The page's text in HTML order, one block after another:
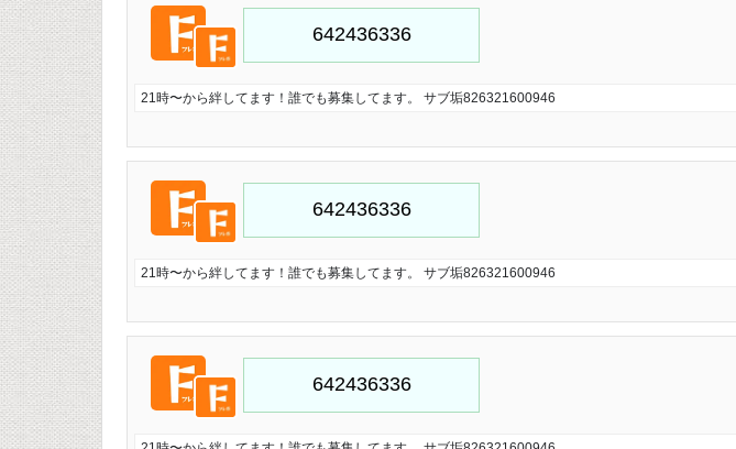
21時〜から絆してます！誰でも募集してます。 サブ垢826321600946
21時〜から絆してます！誰でも募集してます。 サブ垢826321600946